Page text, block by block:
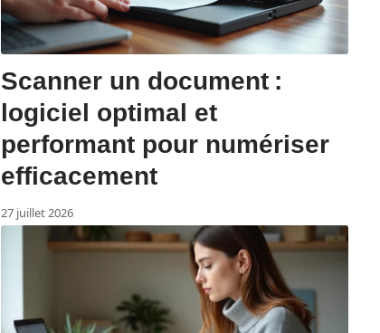
Scanner un document :
logiciel optimal et
performant pour numériser
efficacement
27 juillet 2026